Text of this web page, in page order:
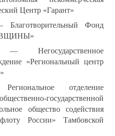
Центр «Гарант»
Фонд
«Региональный центр
отделение
государственной
общество содействия
России» Тамбовской